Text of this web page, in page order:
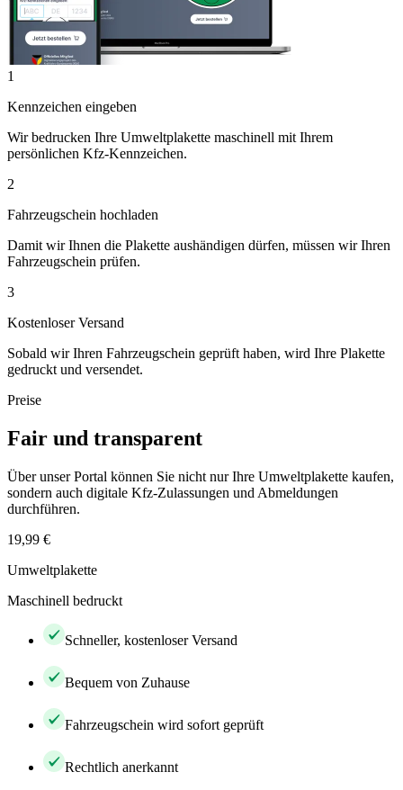
1
Kennzeichen eingeben
Wir bedrucken Ihre Umweltplakette maschinell mit Ihrem
persönlichen Kfz-Kennzeichen.
2
Fahrzeugschein hochladen
Damit wir Ihnen die Plakette aushändigen dürfen, müssen wir Ihren
Fahrzeugschein prüfen.
3
Kostenloser Versand
Sobald wir Ihren Fahrzeugschein geprüft haben, wird Ihre Plakette
gedruckt und versendet.
Preise
Fair und transparent
Über unser Portal können Sie nicht nur Ihre Umweltplakette kaufen,
sondern auch digitale Kfz-Zulassungen und Abmeldungen
durchführen.
19,99 €
Umweltplakette
Maschinell bedruckt
Schneller, kostenloser Versand
Bequem von Zuhause
Fahrzeugschein wird sofort geprüft
Rechtlich anerkannt